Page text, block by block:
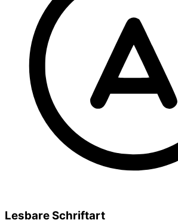
Lesbare Schriftart